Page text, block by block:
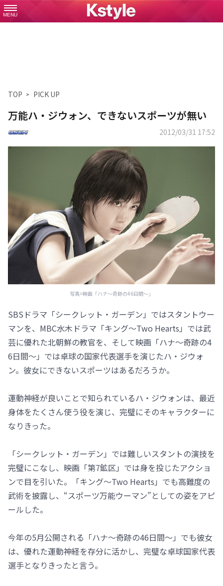
MENU
TOP PICK UP
万能ハ・ジウォン、できないスポーツが無い
2012/03/31 17:52
写真=映画「ハナ～奇跡の46日間～」
SBSドラマ「シークレット・ガーデン」ではスタントウー
マンを、MBC水木ドラマ「キング～Two Hearts」では武
芸に優れた北朝鮮の教官を、そして映画「ハナ～奇跡の4
6日間～」では卓球の国家代表選手を演じたハ・ジウォ
ン。彼女にできないスポーツはあるだろうか。
運動神経が良いことで知られているハ・ジウォンは、最近
身体をたくさん使う役を演じ、完璧にそのキャラクターに
なりきった。
「シークレット・ガーデン」では難しいスタントの演技を
完璧にこなし、映画「第7鉱区」では身を投じたアクショ
ンで目を引いた。「キング～Two Hearts」でも高難度の
武術を披露し、“スポーツ万能ウーマン”としての姿をアピ
ールした。
今年の5月公開される「ハナ～奇跡の46日間～」でも彼女
は、優れた運動神経を存分に活かし、完璧な卓球国家代表
選手となりきったと言う。